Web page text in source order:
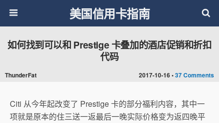
美国信用卡指南
2017-10-16 •37 Comments
如何找到可以和 Prestige 卡叠加的酒店促销和折扣
代码
ThunderFat
Citi 从今年起改变了 Prestige 卡的部分福利内容，其中一
项就是原本的住三送一返最后一晚实际价格变为返四晚平